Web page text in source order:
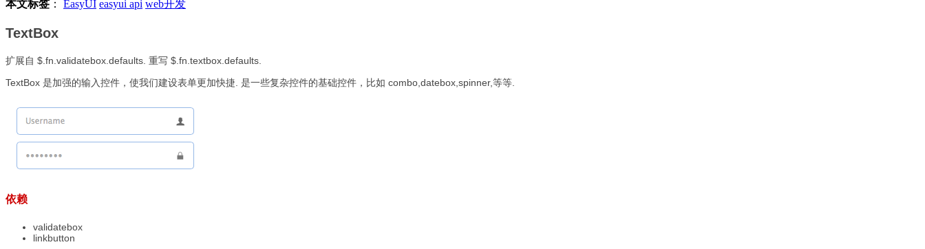
本文标签 ： EasyUI easyui api web开发
TextBox
扩展自 $.fn.validatebox.defaults. 重写 $.fn.textbox.defaults.
TextBox 是加强的输入控件，使我们建设表单更加快捷. 是一些复杂控件的基础控件，比如 combo,datebox,spinner,等等.
依赖
validatebox
linkbutton